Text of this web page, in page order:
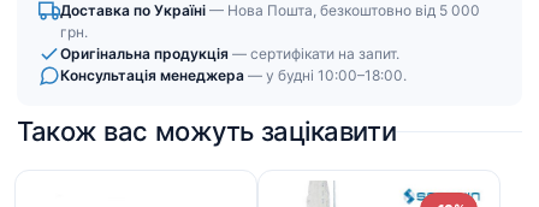
Доставка по Україні — Нова Пошта, безкоштовно від 5 000
грн.
Оригінальна продукція — сертифікати на запит.
Консультація менеджера — у будні 10:00–18:00.
Також вас можуть зацікавити